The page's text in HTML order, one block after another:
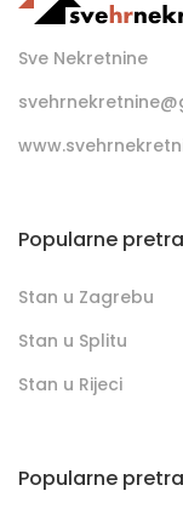
Sve Nekretnine
Popularne
Stan u Zagrebu
Stan u Splitu
Stan u Rijeci
Popularne